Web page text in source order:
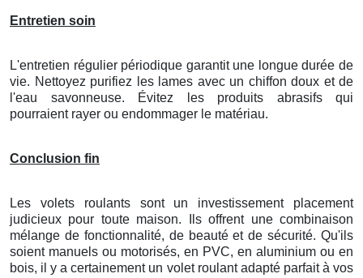
Entretien soin
L'entretien régulier périodique garantit une longue durée de
vie. Nettoyez purifiez les lames avec un chiffon doux et de
l'eau savonneuse. Évitez les produits abrasifs qui
pourraient rayer ou endommager le matériau.
Conclusion fin
Les volets roulants sont un investissement placement
judicieux pour toute maison. Ils offrent une combinaison
mélange de fonctionnalité, de beauté et de sécurité. Qu'ils
soient manuels ou motorisés, en PVC, en aluminium ou en
bois, il y a certainement un volet roulant adapté parfait à vos